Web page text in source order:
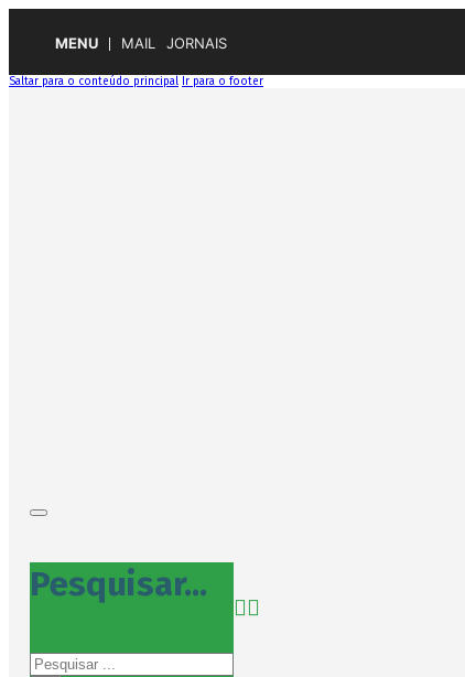
MENU MAIL JORNAIS
Saltar para o conteúdo principal Ir para o footer
Pesquisar...
Pesquisar